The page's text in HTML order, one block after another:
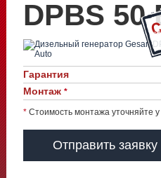
DPBS 50
Гарантия
Монтаж *
* Стоимость монтажа уточняйте
Отправить